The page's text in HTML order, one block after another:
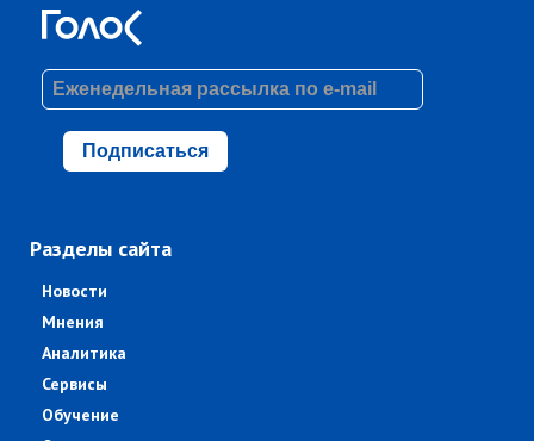
Подписаться
Разделы сайта
Новости
Мнения
Аналитика
Сервисы
Обучение